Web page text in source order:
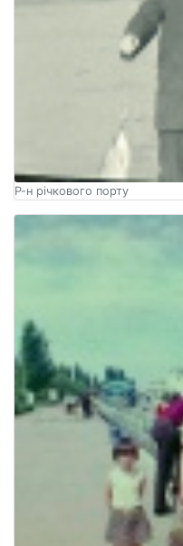
Р-н річкового порту